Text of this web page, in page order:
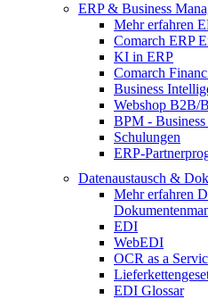
ERP & Business
Mehr erfahren
Comarch ERP
KI in ERP
Comarch
Business
Webshop B2B/
BPM - Business
Schulungen
ERP-
Datenaustausch &
Mehr erfahren
EDI
WebEDI
OCR as a
EDI Glossar